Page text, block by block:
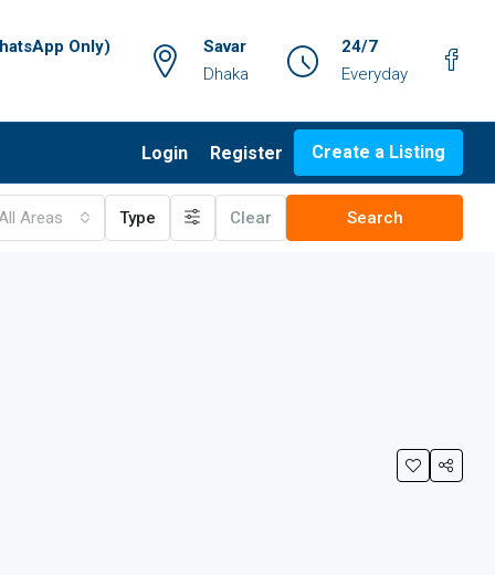
Only)
Savar
Dhaka
24/7
Everyday
Login Register Create a Listing
Areas Type Clear Search